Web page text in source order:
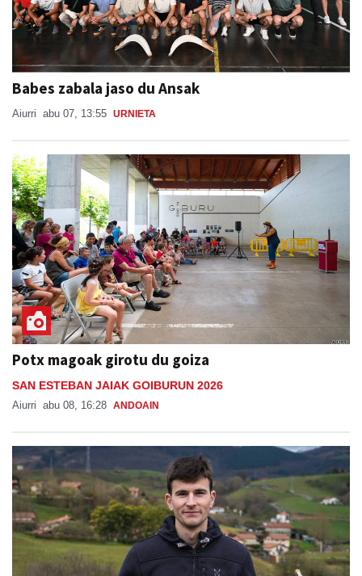
Babes zabala jaso du Ansak
Aiurri abu 07, 13:55 URNIETA
Potx magoak girotu du goiza
SAN ESTEBAN JAIAK GOIBURUN 2026
Aiurri abu 08, 16:28 ANDOAIN